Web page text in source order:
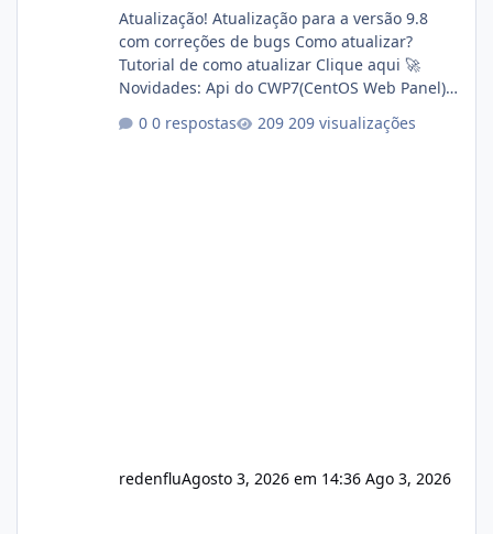
Atualização! Atualização para a versão 9.8
com correções de bugs Como atualizar?
Tutorial de como atualizar Clique aqui 🚀
Novidades: Api do CWP7(CentOS Web Panel)
autorizado a usasr o isistem:
0 respostas 209 visualizações
redenfluAgosto 3, 2026 em 14:36 Ago 3, 2026